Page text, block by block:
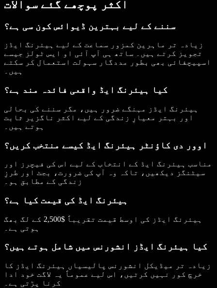
اکثر پوچھے گئے سوالات
سننے کے لیے بہترین ڈیوائس کون سی ہے؟
زیادہ تر ماہرین کمزور سماعت کے لیے ہیئرنگ ایڈز
تجویز کرتے ہیں۔ ساتھ ہی آپ آئی او ایس ٹولز جیسے
اسپیچفائی بھی بطور مددگار سہولت استعمال کر سکتے
ہیں۔
کیا ہیئرنگ ایڈ واقعی فائدہ مند ہے؟
ہیئرنگ ایڈز مہنگے ضرور ہیں، مگر سننے کی بحالی
اور بہتر معیارِ زندگی کے لیے اکثر ناگزیر ثابت
ہوتے ہیں۔
اوور دی کاؤنٹر ہیئرنگ ایڈ کیسے منتخب کریں؟
مناسب ہیئرنگ ایڈ کے انتخاب کے لیے اس کی فیچرز اور
سیٹنگز دیکھیں، تاکہ وہ آپ کی ضرورت، بجٹ اور طرزِ
زندگی کے مطابق ہو۔
ہیئرنگ ایڈ کی قیمت کیا ہے؟
ہیئرنگ ایڈز کی اوسط قیمت تقریباً $2,500 کے لگ بھگ
ہوتی ہے۔
کیا ہیئرنگ ایڈز انشورنس میں شامل ہوتے ہیں؟
زیادہ تر میڈیکل انشورنس پالیسیاں ہیئرنگ ایڈز کا
خرچ کور نہیں کرتیں، اس لیے عموماً یہ لاگت خود ادا
کرنا پڑتی ہے۔